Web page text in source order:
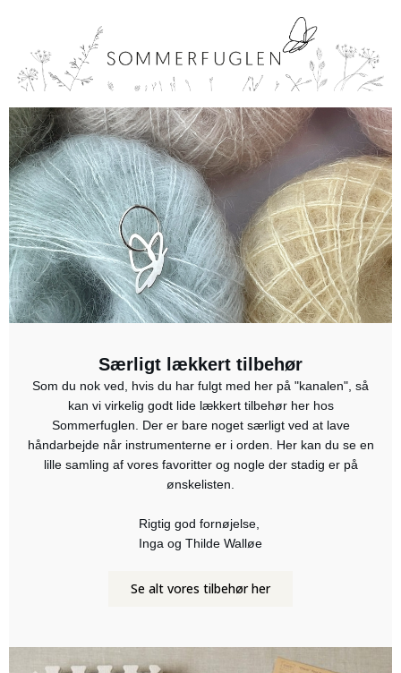
Særligt lækkert tilbehør
Som du nok ved, hvis du har fulgt med her på "kanalen", så
kan vi virkelig godt lide lækkert tilbehør her hos
Sommerfuglen. Der er bare noget særligt ved at lave
håndarbejde når instrumenterne er i orden. Her kan du se en
lille samling af vores favoritter og nogle der stadig er på
ønskelisten.
Rigtig god fornøjelse,
Inga og Thilde Walløe
Se alt vores tilbehør her